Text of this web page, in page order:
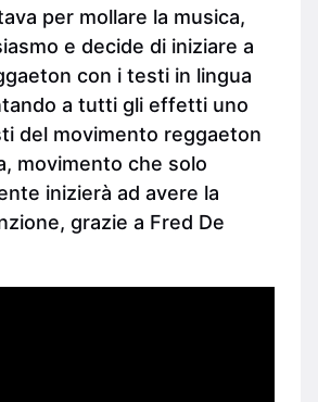
per mollare la musica,
e decide di iniziare a
con i testi in lingua
a tutti gli effetti uno
del movimento reggaeton
movimento che solo
inizierà ad avere la
grazie a Fred De